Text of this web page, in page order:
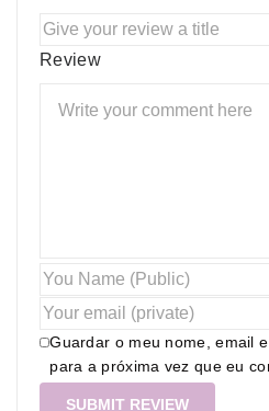
Review
Guardar o meu nome, email
para a próxima vez que eu